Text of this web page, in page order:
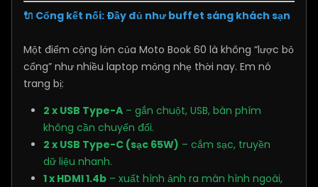
🔌 Cổng kết nối: Đầy đủ như buffet sáng khách sạn
Một điểm cộng lớn của Moto Book 60 là không “lược bỏ
cổng” như nhiều laptop mỏng nhẹ thời nay. Em nó
trang bị:
2 x USB Type-A – gắn chuột, USB, bàn phím
không cần chuyển đổi.
2 x USB Type-C (sạc 65W) – cắm sạc, truyền
dữ liệu nhanh.
1 x HDMI 1.4b – xuất hình ảnh ra màn hình ngoài,